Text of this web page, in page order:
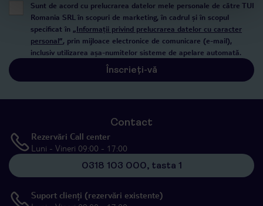
Sunt de acord cu prelucrarea datelor mele personale de către TUI
Romania SRL în scopuri de marketing, în cadrul și în scopul
specificat în „Informații privind prelucrarea datelor cu caracter
personal”, prin mijloace electronice de comunicare (e-mail),
inclusiv utilizarea așa-numitelor sisteme de apelare automată.
Înscrieți-vă
Contact
Rezervări Call center
Luni - Vineri 09:00 - 17:00
0318 103 000, tasta 1
Suport clienți (rezervări existente)